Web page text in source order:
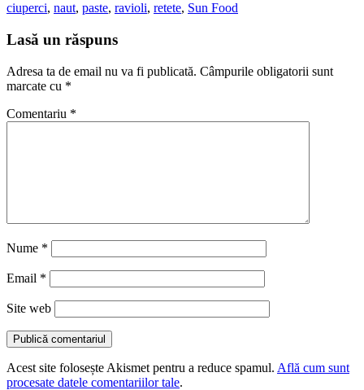
ciuperci, naut, paste, ravioli, retete, Sun Food
Lasă un răspuns
Adresa ta de email nu va fi publicată. Câmpurile obligatorii sunt
marcate cu *
Comentariu *
Nume *
Email *
Site web
Acest site folosește Akismet pentru a reduce spamul. Află cum sunt
procesate datele comentariilor tale.